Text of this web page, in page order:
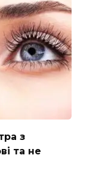
з
та не